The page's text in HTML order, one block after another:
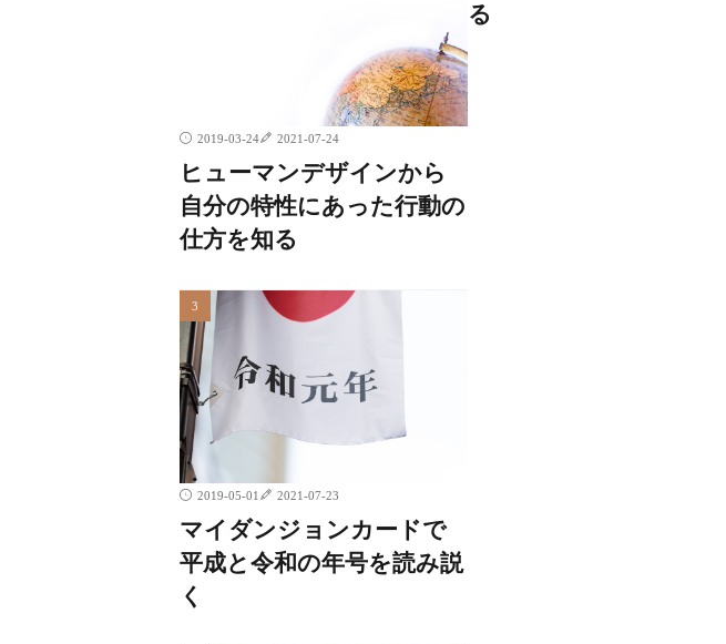
2019-03-24 2021-07-24
ヒューマンデザインから
自分の特性にあった行動の
仕方を知る
2019-05-01 2021-07-23
マイダンジョンカードで
平成と令和の年号を読み説
く
る